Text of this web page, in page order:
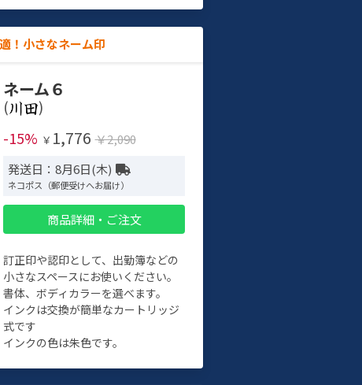
！小さなネーム印
ネーム６
(
)
-15% ￥ 1,776 ￥2,090
発送日：8月6日(木)
ネコポス（郵便受けへお届け）
商品詳細・ご注文
訂正印や認印として、出勤簿などの
小さなスペースにお使いください。
書体、ボディカラーを選べます。
インクは交換が簡単なカートリッジ
式です
インクの色は朱色です。